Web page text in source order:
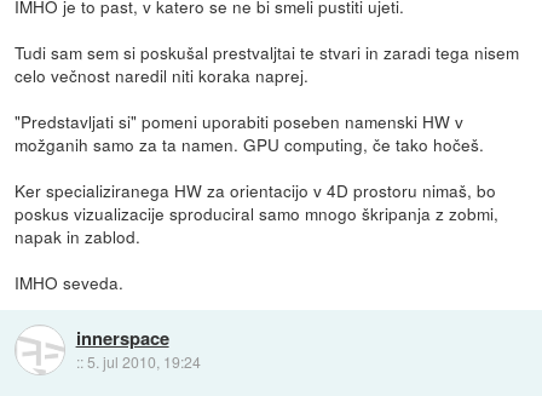
IMHO je to past, v katero se ne bi smeli pustiti ujeti.
Tudi sam sem si poskušal prestvaljtai te stvari in zaradi tega nisem
celo večnost naredil niti koraka naprej.
"Predstavljati si" pomeni uporabiti poseben namenski HW v
možganih samo za ta namen. GPU computing, če tako hočeš.
Ker specializiranega HW za orientacijo v 4D prostoru nimaš, bo
poskus vizualizacije sproduciral samo mnogo škripanja z zobmi,
napak in zablod.
IMHO seveda.
innerspace
:: 5. jul 2010, 19:24